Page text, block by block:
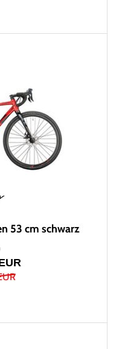
53 cm schwarz